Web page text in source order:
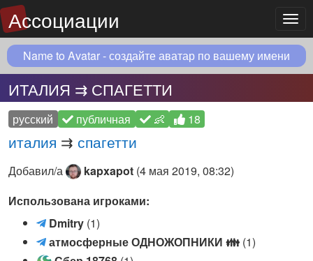
Ассоциации
Name to Avatar - создайте аватар по вашему имени
ИТАЛИЯ ⇉ СПАГЕТТИ
русский публичная 👶 18
италия ⇉ спагетти
Добавил/а kapxapot (4 мая 2019, 08:32)
Использована игроками:
D
m
i
Dmitry (1)
а
т
атмосферные ОДНОЖОПНИКИ 👪 (1)